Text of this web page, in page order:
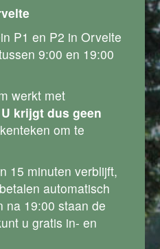
P1 en P2 in Orvelte
9:00 en 19:00
werkt met
U krijgt dus geen
om te
15 minuten verblijft,
automatisch
na 19:00 staan de
u gratis in- en